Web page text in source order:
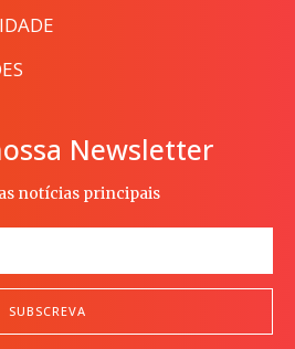
Newsletter
notícias principais
SUBSCREVA